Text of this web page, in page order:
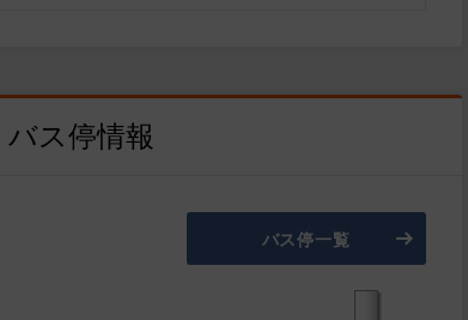
バス停情報
バス停一覧